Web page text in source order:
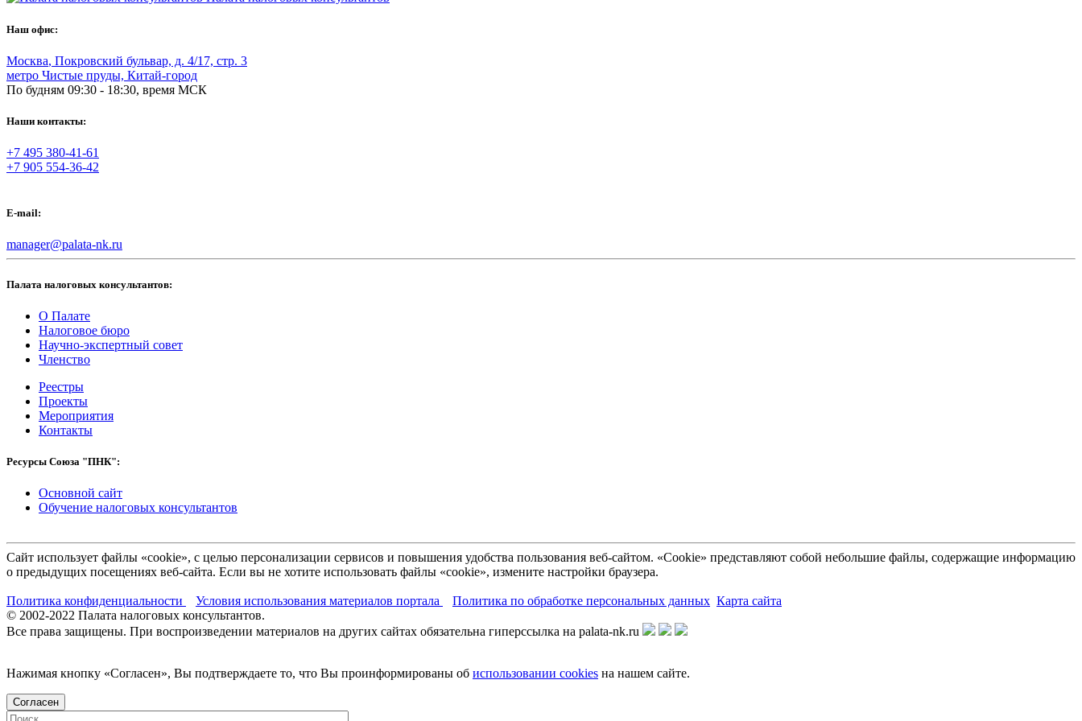
Наш офис:
Москва, Покровский бульвар, д. 4/17, стр. 3
метро Чистые пруды, Китай-город
По будням 09:30 - 18:30, время МСК
Наши контакты:
+7 495 380-41-61
+7 905 554-36-42
E-mail:
manager@palata-nk.ru
Палата налоговых консультантов:
О Палате
Налоговое бюро
Научно-экспертный совет
Членство
Реестры
Проекты
Мероприятия
Контакты
Ресурсы Союза "ПНК":
Основной сайт
Обучение налоговых консультантов
Сайт использует файлы «cookie», с целью персонализации сервисов и повышения удобства пользования веб-сайтом. «Cookie» представляют собой небольшие файлы, содержащие информацию
о предыдущих посещениях веб-сайта. Если вы не хотите использовать файлы «cookie», измените настройки браузера.
Политика конфиденциальности Условия использования материалов портала Политика по обработке персональных данных Карта сайта
© 2002-2022 Палата налоговых консультантов.
Все права защищены. При воспроизведении материалов на других сайтах обязательна гиперссылка на palata-nk.ru
Нажимая кнопку «Согласен», Вы подтверждаете то, что Вы проинформированы об использовании cookies на нашем сайте.
Согласен